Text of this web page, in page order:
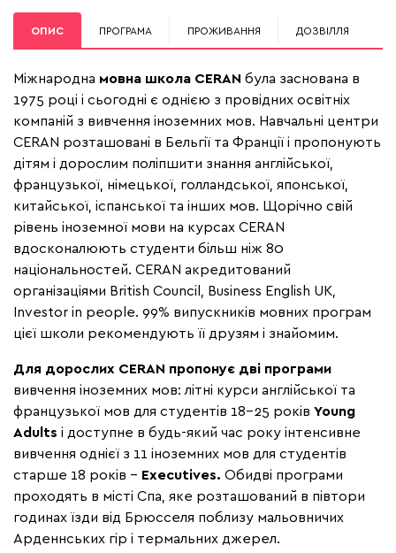
ОПИС ПРОГРАМА ПРОЖИВАННЯ ДОЗВІЛЛЯ
Міжнародна мовна школа CERAN була заснована в
1975 році і сьогодні є однією з провідних освітніх
компаній з вивчення іноземних мов. Навчальні центри
CERAN розташовані в Бельгії та Франції і пропонують
дітям і дорослим поліпшити знання англійської,
французької, німецької, голландської, японської,
китайської, іспанської та інших мов. Щорічно свій
рівень іноземної мови на курсах CERAN
вдосконалюють студенти більш ніж 80
національностей. CERAN акредитований
організаціями British Council, Business English UK,
Investor in people. 99% випускників мовних програм
цієї школи рекомендують її друзям і знайомим.
Для дорослих CERAN пропонує дві програми
вивчення іноземних мов: літні курси англійської та
французької мов для студентів 18-25 років Young
Adults і доступне в будь-який час року інтенсивне
вивчення однієї з 11 іноземних мов для студентів
старше 18 років – Executives. Обидві програми
проходять в місті Спа, яке розташований в півтори
годинах їзди від Брюсселя поблизу мальовничих
Арденнських гір і термальних джерел.